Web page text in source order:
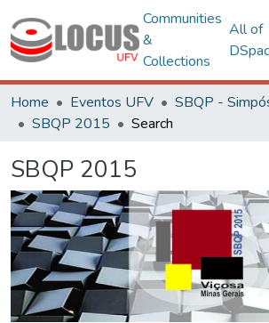
Communities
&
Collections
All of
Home Eventos UFV
SBQP 2015
Search
SBQP 2015